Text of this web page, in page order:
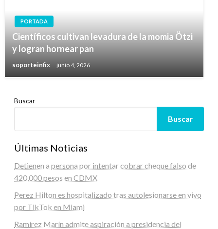
PORTADA
Científicos cultivan levadura de la momia Ötzi
y logran hornear pan
soporteinfix junio 4, 2026
Buscar
Buscar
Últimas Noticias
Detienen a persona por intentar cobrar cheque falso de
420,000 pesos en CDMX
Perez Hilton es hospitalizado tras autolesionarse en vivo
por TikTok en Miami
Ramírez Marín admite aspiración a presidencia del